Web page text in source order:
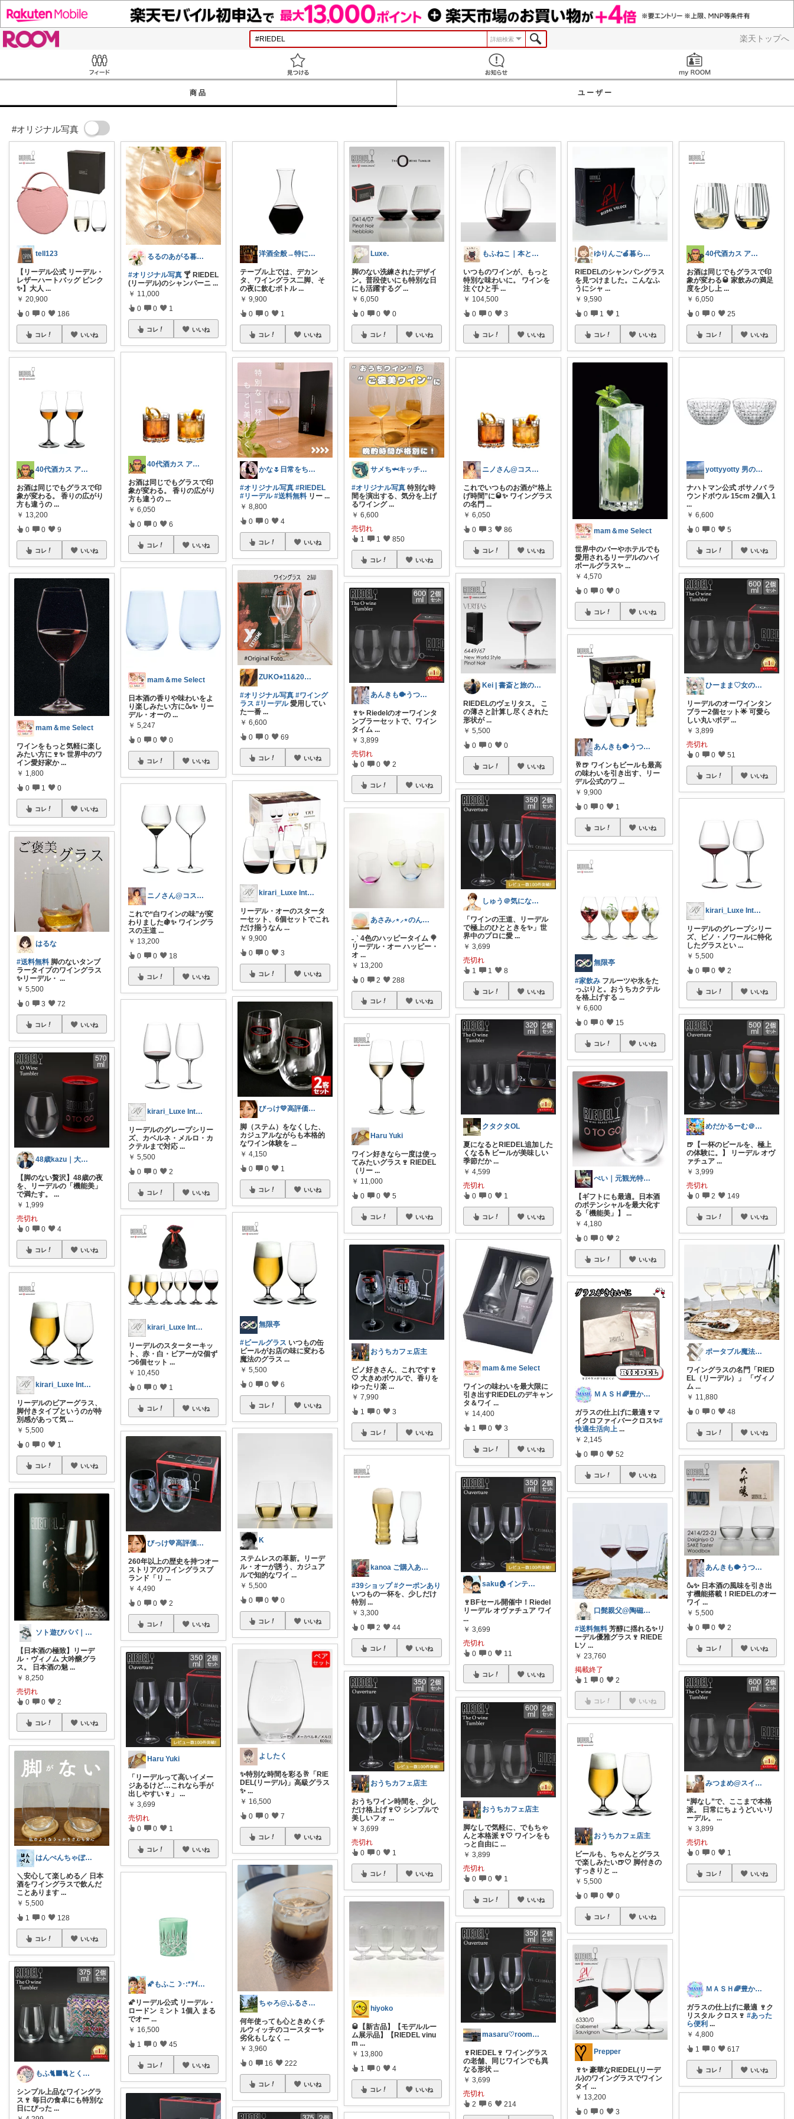
楽天トップへ
詳細検索
商品 ユーザー
#オリジナル写真
tell123
【リーデル公式 リーデル・
レザーハートバッグ ピンク
✨】大人 ...
￥ 20,900
0 0 186
コレ いいね
40代酒カス アップデートROOM
お酒は同じでもグラスで印
象が変わる。 香りの広がり
方も違うの ...
￥ 13,200
0 0 9
コレ いいね
mam＆me Select
ワインをもっと気軽に楽し
みたい方に🍷✨ 世界中のワ
イン愛好家か ...
￥ 1,800
0 1 0
コレ いいね
はるな
#送料無料 脚のないタンブ
ラータイプのワイングラス
✨リーデル・ ...
￥ 5,500
0 3 72
コレ いいね
48歳kazu｜大人の良品リサーチ専門家
【脚のない贅沢】48歳の夜
を、リーデルの「機能美」
で満たす。 ...
￥ 1,999
売切れ
0 0 4
コレ いいね
kirari_Luxe Interior
リーデルのビアーグラス、
脚付きタイプというのが特
別感があって気 ...
￥ 5,500
0 0 1
コレ いいね
ソト遊びパパ｜旅と酒と、整う暮らし
【日本酒の極致】リーデ
ル・ヴィノム 大吟醸グラ
ス。 日本酒の魅 ...
￥ 8,250
売切れ
0 0 2
コレ いいね
はんぺんちゃぼ🐸お礼はプロフに♡
＼安心して楽しめる／ 日本
酒をワイングラスで飲んだ
ことあります ...
￥ 5,500
1 0 128
コレ いいね
もふ🐈‍⬛🐈とくらし🌿
シンプル上品なワイングラ
ス🍷 毎日の食卓にも特別な
日にぴった ...
るるのあがる暮らし♪
#オリジナル写真 🍸️ RIEDEL
(リーデル)のシャンパーニ ...
￥ 11,000
0 0 1
コレ いいね
40代酒カス アップデートROOM
お酒は同じでもグラスで印
象が変わる。 香りの広がり
方も違うの ...
￥ 6,050
0 0 6
コレ いいね
mam＆me Select
日本酒の香りや味わいをよ
り楽しみたい方に🍶✨ リー
デル・オーの ...
￥ 5,247
0 0 0
コレ いいね
ニノさん@コスパ重視
これで“白ワインの味”が変
わりました🍇✨ ワイングラ
スの王道 ...
￥ 13,200
0 0 18
コレ いいね
kirari_Luxe Interior
リーデルのグレープシリー
ズ、カベルネ・メルロ・カ
クテルまで対応 ...
￥ 5,500
0 0 2
コレ いいね
kirari_Luxe Interior
リーデルのスターターキッ
ト、赤・白・ビアーが2個ず
つ6個セット ...
￥ 10,450
0 0 1
コレ いいね
びっけ💛高評価＆多レビュー商品厳選！
260年以上の歴史を持つオー
ストリアのワイングラスブ
ランド「リ ...
￥ 4,490
0 0 2
コレ いいね
Haru Yuki
「リーデルって高いイメー
ジあるけど…これなら手が
出しやすい🍷」
...
￥ 3,699
売切れ
0 0 1
コレ いいね
🌠もふこ☽･:*ｱｲｺﾝ変更しました♪
🌠リーデル公式 リーデル・
ロードン ミント 1個入 まる
でオー ...
￥ 16,500
1 0 45
コレ いいね
洋酒全般→特にシングルモルト好き
テーブル上では、デカン
タ、ワイングラス二脚、そ
の夜に飲むボトル ...
￥ 9,900
0 0 1
コレ いいね
かな🌷日常をちょっと豊かにするもの
#オリジナル写真 #RIEDEL
#リーデル #送料無料 リー ...
￥ 8,800
0 0 4
コレ いいね
ZUKO⭐︎11&20🛍️感謝です🥰
#オリジナル写真 #ワイング
ラス #リーデル愛用してい
た一番 ...
￥ 6,600
0 0 69
コレ いいね
kirari_Luxe Interior
リーデル・オーのスタータ
ーセット、6個セットでこれ
だけ揃うなん ...
￥ 9,900
0 0 3
コレ いいね
びっけ💛高評価＆多レビュー商品厳選！
脚（ステム）をなくした、
カジュアルながらも本格的
なワイン体験を ...
￥ 4,150
0 0 1
コレ いいね
無限亭
#ビールグラス いつもの缶
ビールがお店の味に変わる
魔法のグラス ...
￥ 5,500
0 0 6
コレ いいね
K
ステムレスの革新。リーデ
ル・オーが誘う、カジュア
ルで知的なワイ ...
￥ 5,500
0 0 0
コレ いいね
よしたく
✨特別な時間を彩る🥂「RIE
DEL(リーデル)」高級グラス
✨...
￥ 16,500
0 0 7
コレ いいね
ちゃろ@ふるさと納税オリジナル写真多め
何年使っても心ときめくチ
ルウィッチのコースター✨
劣化もしなく ...
￥ 3,960
0 16 222
コレ いいね
Luxe.
脚のない洗練されたデザイ
ン。普段使いにも特別な日
にも活躍するグ ...
￥ 6,050
0 0 0
コレ いいね
サメち🦈キッチン用品
#オリジナル写真 特別な時
間を演出する、気分を上げ
るワイング ...
￥ 6,600
売切れ
1 1 850
コレ いいね
あんきも🐡うつわ好き/10日購入感謝
🍷✨ Riedelのオーワインタ
ンブラーセットで、ワイン
タイム ...
￥ 3,899
売切れ
0 0 2
コレ いいね
あさみ⸝⋆⸝⋆のんびり⑅◡̈*
˗ˏˋ 4色のハッピータイム 🍭
リーデル・オー ハッピー・
オ ...
￥ 13,200
0 2 288
コレ いいね
Haru Yuki
ワイン好きなら一度は使っ
てみたいグラス🍷 RIEDEL
（リー ...
￥ 11,000
0 0 5
コレ いいね
おうちカフェ店主
ピノ好きさん、これです🍷
🤍 大きめボウルで、香りを
ゆったり楽 ...
￥ 7,990
1 0 3
コレ いいね
kanoa ご購入ありがとうございます
#39ショップ #クーポンあり
いつもの一杯を、少しだけ
特別 ...
￥ 3,300
0 2 44
コレ いいね
おうちカフェ店主
おうちワイン時間を、少し
だけ格上げ🍷🤍 シンプルで
美しいフォ ...
￥ 3,699
売切れ
0 0 1
コレ いいね
hiyoko
🥃【新古品】【モデルルー
ム展示品】【RIEDEL vinu
m...
￥ 13,800
1 0 4
コレ いいね
もふねこ｜本と猫と暮らし
いつものワインが、もっと
特別な味わいに。 ワインを
注ぐひと手 ...
￥ 104,500
0 0 3
コレ いいね
ニノさん@コスパ重視
これでいつものお酒が“格上
げ時間”に🥃✨ ワイングラス
の名門 ...
￥ 6,050
0 3 86
コレ いいね
Kei | 書斎と旅の美学
RIEDELのヴェリタス。 こ
の薄さと計算し尽くされた
形状が ...
￥ 5,500
0 0 0
コレ いいね
しゅう＠気になるアイテムの検証奮闘記
「ワインの王道、リーデル
で極上のひとときを✨」世
界中のプロに愛 ...
￥ 3,699
売切れ
1 1 8
コレ いいね
クタクタOL
夏になるとRIEDEL追加した
くなる🫰ビールが美味しい
季節だか ...
￥ 4,599
売切れ
0 0 1
コレ いいね
mam＆me Select
ワインの味わいを最大限に
引き出すRIEDELのデキャン
タ＆ワイ ...
￥ 14,400
1 0 3
コレ いいね
saku🏠インテリア🪑雑貨
🍷BFセール開催中！Riedel
リーデル オヴァチュア ワイ
...
￥ 3,699
売切れ
0 0 11
コレ いいね
おうちカフェ店主
脚なしで気軽に、でもちゃ
んと本格派🍷🤍 ワインをも
っと自由に ...
￥ 3,899
売切れ
0 0 1
コレ いいね
masaru♡room_5be
🍷RIEDEL🍷 ワイングラス
の老舗、同じワインでも異
なる形状 ...
￥ 3,699
売切れ
2 6 214
ゆりんご🍎暮らしにまつわるおすすめ品
RIEDELのシャンパングラス
を見つけました。こんなふ
うにシャ ...
￥ 9,590
0 1 1
コレ いいね
mam＆me Select
世界中のバーやホテルでも
愛用されるリーデルのハイ
ボールグラス✨ ...
￥ 4,570
0 0 0
コレ いいね
あんきも🐡うつわ好き/10日購入感謝
🥂🍺 ワインもビールも最高
の味わいを引き出す、リー
デル公式のワ ...
￥ 9,900
0 0 1
コレ いいね
無限亭
#家飲み フルーツや氷をた
っぷりと。おうちカクテル
を格上げする ...
￥ 6,600
0 0 15
コレ いいね
ぺい｜元観光特使パパの晩酌と子育て
【ギフトにも最適。日本酒
のポテンシャルを最大化す
る「機能美」】
...
￥ 4,180
0 0 2
コレ いいね
ＭＡＳＨ🌈豊かな生活へカスタマイズ🌈
ガラスの仕上げに最適🍷マ
イクロファイバークロス✨#
快適生活向上 ...
￥ 2,145
0 0 52
コレ いいね
口髭親父@陶磁器やインテリア雑貨好き
#送料無料 芳醇に揺れる✨リ
ーデル優雅グラス🍷 RIEDE
Lソ ...
￥ 23,760
掲載終了
1 0 2
コレ いいね
おうちカフェ店主
ビールも、ちゃんとグラス
で楽しみたい🍺🤍 脚付きの
すっきりと ...
￥ 5,500
0 0 0
コレ いいね
Prepper
🍷✨ 豪華なRIEDEL(リーデ
ル)のワイングラスでワイン
タイ ...
￥ 13,200
0 0 3
40代酒カス アップデートROOM
お酒は同じでもグラスで印
象が変わる🥃 家飲みの満足
度を少し上 ...
￥ 6,050
0 0 25
コレ いいね
yottyyotty 男の子ママの暮らし
ナハトマン公式 ボサノバ ラ
ウンドボウル 15cm 2個入 1
...
￥ 6,600
0 0 5
コレ いいね
ひーまま♡女の子育児♡
リーデルのオーワインタン
ブラー2個セット🌟 可愛ら
しい丸いボデ ...
￥ 3,899
売切れ
0 0 51
コレ いいね
kirari_Luxe Interior
リーデルのグレープシリー
ズ、ピノ・ノワールに特化
したグラスとい ...
￥ 5,500
0 0 2
コレ いいね
めだかるーむ＠ありがとうございます。
🍺【一杯のビールを、極上
の体験に。】 リーデル オヴ
ァチュア...
￥ 3,999
売切れ
0 2 149
コレ いいね
ポータブル魔法るんるん
ワイングラスの名門「RIED
EL（リーデル）」 「ヴィノ
ム...
￥ 11,880
0 0 48
コレ いいね
あんきも🐡うつわ好き/10日購入感謝
🍶✨ 日本酒の風味を引き出
す機能搭載！RIEDELのオー
ワイ ...
￥ 5,500
0 0 2
コレ いいね
みつまめ@スイーツと雑貨とたまにコスメ
“脚なし”で、ここまで本格
派。 日常にちょうどいいリ
ーデル。...
￥ 3,899
売切れ
0 0 1
コレ いいね
ＭＡＳＨ🌈豊かな生活へカスタマイズ🌈
ガラスの仕上げに最適 🍷ク
リスタル クロス🍷
ら便利
￥ 4,800
1 0